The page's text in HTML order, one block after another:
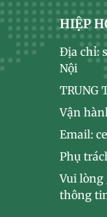
HIỆP
Địa chỉ:
Nội
TRUNG
Vận
Email:
Phụ
Vui
thông